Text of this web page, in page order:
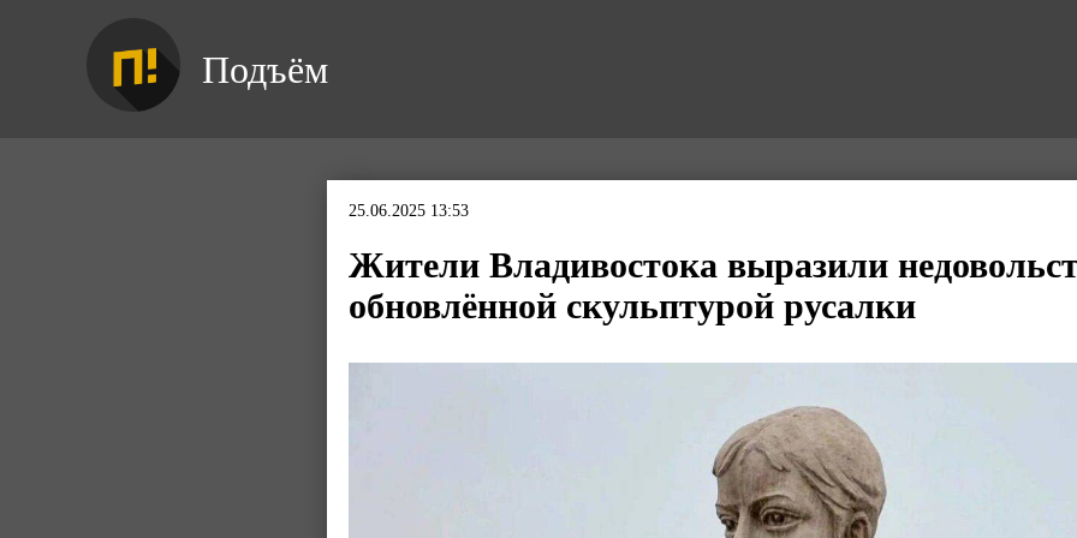
Подъём
25.06.2025 13:53
Жители Владивостока выразили
обновлённой скульптурой русалки